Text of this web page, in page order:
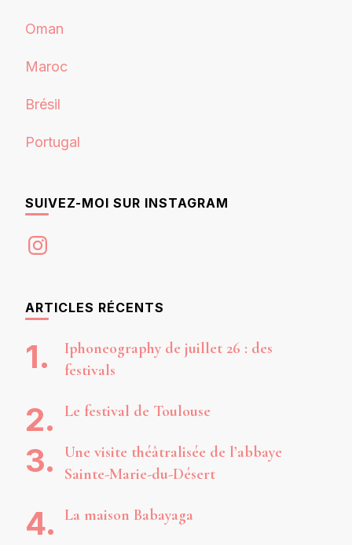
Oman
Maroc
Brésil
Portugal
SUIVEZ-MOI SUR INSTAGRAM
Instagram
ARTICLES RÉCENTS
Iphoneography de juillet 26 : des
festivals
Le festival de Toulouse
Une visite théâtralisée de l’abbaye
Sainte-Marie-du-Désert
La maison Babayaga